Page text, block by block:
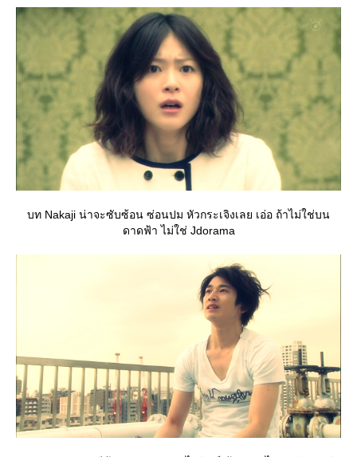
บท Nakaji น่าจะซับซ้อน ซ่อนปม หัวกระเจิงเลย เอ่อ ถ้าไม่ใช่บน
ดาดฟ้า ไม่ใช่ Jdorama